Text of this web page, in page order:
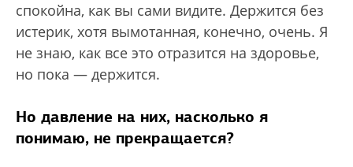
спокойна, как вы сами видите. Держится без
истерик, хотя вымотанная, конечно, очень. Я
не знаю, как все это отразится на здоровье,
но пока — держится.
Но давление на них, насколько я
понимаю, не прекращается?